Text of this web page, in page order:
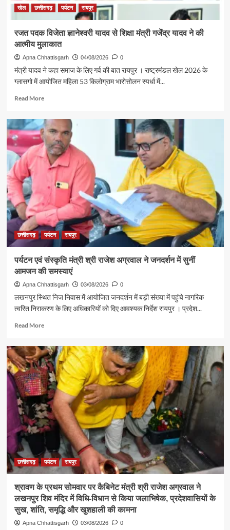
खेल छत्तीसगढ़ पर्यटन रायपुर
रजत पदक विजेता ज्ञानेश्वरी यादव से शिक्षा मंत्री गजेंद्र यादव ने की
आत्मीय मुलाकात
Apna Chhattisgarh 04/08/2026 0
मंत्री यादव ने कहा समाज के लिए गर्व की बात रायपुर । राष्ट्रमंडल खेल 2026 के
ग्लासगो में आयोजित महिला 53 किलोग्राम भारोत्तोलन स्पर्धा में...
Read MoreRead
रजत
पदक
विजेता
ज्ञानेश्वरी
यादव
मंत्री
गजेंद्र
यादव
ने
की
छत्तीसगढ़ पर्यटन रायपुर
पर्यटन एवं संस्कृति मंत्री श्री राजेश अग्रवाल ने जनदर्शन में सुनीं
आमजन की समस्याएं
Apna Chhattisgarh 03/08/2026 0
लखनपुर स्थित निज निवास में आयोजित जनदर्शन में बड़ी संख्या में पहुंचे नागरिक
त्वरित निराकरण के लिए अधिकारियों को दिए आवश्यक निर्देश रायपुर । प्रदेश...
Read MoreRead
पर्यटन
एवं
संस्कृति
मंत्री
श्री
राजेश
अग्रवाल
ने
जनदर्शन
सुनीं
आमजन
की
छत्तीसगढ़ पर्यटन रायपुर
श्रावण के प्रथम सोमवार पर कैबिनेट मंत्री श्री राजेश अग्रवाल ने
लखनपुर शिव मंदिर में विधि-विधान से किया जलाभिषेक, प्रदेशवासियों के
सुख, शांति, समृद्धि और खुशहाली की कामना
Apna Chhattisgarh 03/08/2026 0